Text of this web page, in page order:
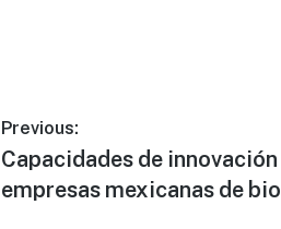
Post
navigation
Previous:
Previous
post:
Capacidades de
empresas mexicanas de